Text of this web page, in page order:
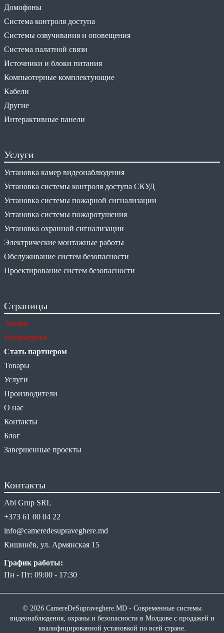
Домофоны
Система контроля доступа
Системы озвучивания и оповещения
Система палатной связи
Источники и блоки питания
Компьютерные комплектующие
Кабели
Другие
Интерактивные панели
Услуги
Установка камер видеонаблюдения
Установка системы контроля доступа СКУД
Установка системы пожарной сигнализации
Установка системы пожаротушения
Установка охранной сигнализации
Электрические монтажные работы
Обслуживание систем безопасности
Проектирование систем безопасности
Страницы
Акции
Распродажа
Стать партнером
Товары
Услуги
Производители
О нас
Контакты
Блог
Завершенные проекты
Контакты
Abi Grup SRL
+373 61 00 04 22
info@cameredesupraveghere.md
Кишинёв, ул. Армянская 15
График работы:
Пн - Пт: 09:00 - 17:30
© 2026 CamereDeSupraveghere.MD - Современные системы
видеонаблюдения, охраны и безопасности в Молдове с продажей и
квалифицированной установкой по всей стране.